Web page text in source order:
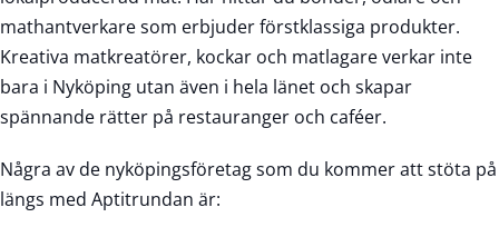
mathantverkare som erbjuder förstklassiga produkter.
Kreativa matkreatörer, kockar och matlagare verkar inte
bara i Nyköping utan även i hela länet och skapar
spännande rätter på restauranger och caféer.
Några av de nyköpingsföretag som du kommer att stöta på
längs med Aptitrundan är: